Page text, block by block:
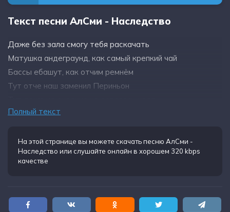
Текст песни АлСми - Наследство
Даже без зала смогу тебя раскачать
Матушка андеграунд, как самый крепкий чай
Бассы ебашут, как отчим ремнём
Тут отче наш заменил Периньон
Метры квадратные поссорят Герду и Кая
Не нужно бить по груди, пока собаки лают
Полный текст
На этой странице вы можете скачать песню АлСми -
Наследство или слушайте онлайн в хорошем 320 kbps
качестве